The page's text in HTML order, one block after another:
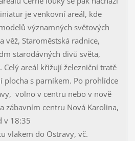
je venkovní areál, kde
významných světových
věž, Staroměstská radnice,
starodávných divů světa,
Celý areál křižují železniční tratě
plocha s parníkem. Po prohlídce
volno v centru nebo v nově
zábavním centru Nová Karolina,
v 18:35
vlakem do Ostravy, vč.